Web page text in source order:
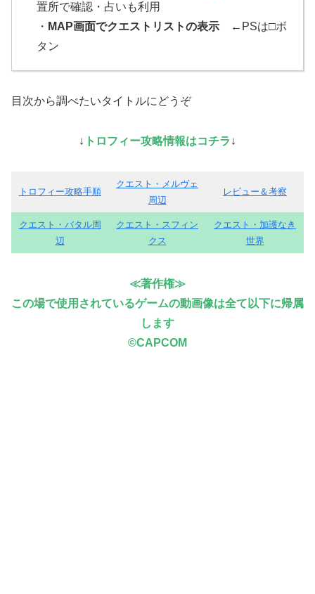
置所で確認・占いも利用
・ MAP画面でクエストリストの表示 ←PSは□ボ
タン
目次から調べたいタイトルにどうぞ
↓ トロフィー攻略情報はコチラ ↓
トロフィー攻略手順
クエスト・メルヴェ
周辺
レビュー＆考察
クエスト・バタル周
辺
クエスト・スフィン
クス
クエスト・加護なき
世界
≪著作権≫
この場で使用されているゲームの動画像は全て以下に帰属
します
©CAPCOM